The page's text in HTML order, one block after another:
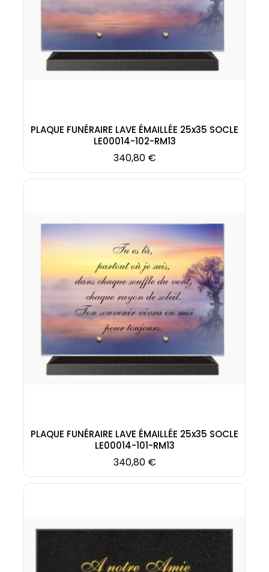
PLAQUE FUNÉRAIRE LAVE ÉMAILLÉE 25x35 SOCLE
LE00014-102-RM13
Prix
340,80 €
PLAQUE FUNÉRAIRE LAVE ÉMAILLÉE 25x35 SOCLE
LE00014-101-RM13
Prix
340,80 €